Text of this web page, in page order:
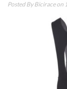
Posted ByBiciraceon